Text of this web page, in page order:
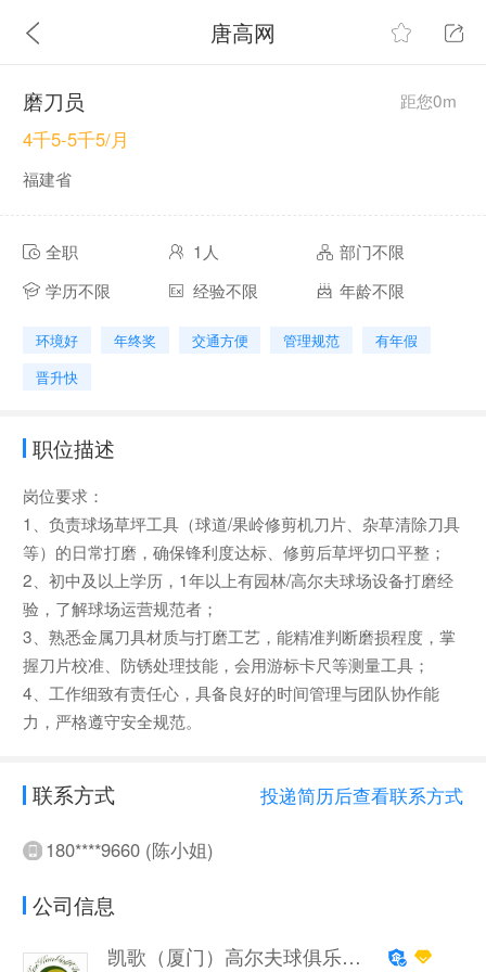
唐高网
磨刀员 距您0m
4千5-5千5/月
福建省
全职 1人
部门不限
学历不限
经验不限 年龄不限
环境好 年终奖 交通方便 管理规范
有年假
晋升快
职位描述
岗位要求：
1、负责球场草坪工具（球道/果岭修剪机刀片、杂草清除刀具
等）的日常打磨，确保锋利度达标、修剪后草坪切口平整；
2、初中及以上学历，1年以上有园林/高尔夫球场设备打磨经
验，了解球场运营规范者；
3、熟悉金属刀具材质与打磨工艺，能精准判断磨损程度，掌
握刀片校准、防锈处理技能，会用游标卡尺等测量工具；
4、工作细致有责任心，具备良好的时间管理与团队协作能
力，严格遵守安全规范。
联系方式 投递简历后查看联系方式
180****9660 (陈小姐)
公司信息
凯歌（厦门）高尔夫球俱乐部有限公司